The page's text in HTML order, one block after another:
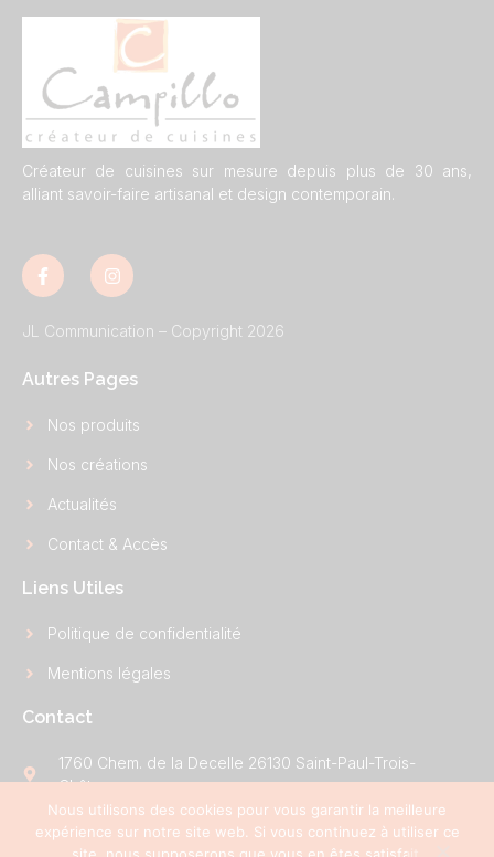
Créateur de cuisines sur mesure depuis plus de 30 ans,
alliant savoir-faire artisanal et design contemporain.
JL Communication – Copyright 2026
Autres Pages
Nos produits
Nos créations
Actualités
Contact & Accès
Liens Utiles
Politique de confidentialité
Mentions légales
Contact
1760 Chem. de la Decelle 26130 Saint-Paul-Trois-
Châteaux
contact@cuisines-campillo.fr
Nous utilisons des cookies pour vous garantir la meilleure
expérience sur notre site web. Si vous continuez à utiliser ce